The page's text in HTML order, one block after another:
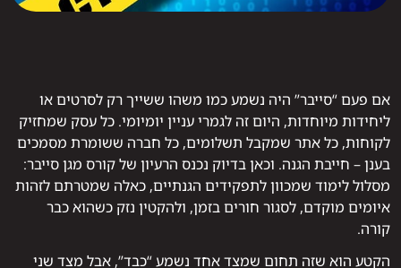
אם פעם “סייבר” היה נשמע כמו משהו ששייך רק לסרטים או
ליחידות מיוחדות, היום זה לגמרי עניין יומיומי. כל עסק שמחזיק
לקוחות, כל אתר שמקבל תשלומים, כל חברה ששומרת מסמכים
בענן – חייבת הגנה. וכאן בדיוק נכנס הרעיון של קורס מגן סייבר:
מסלול לימוד שמכוון לתפקידים הגנתיים, כאלה שמטרתם לזהות
איומים מוקדם, לסגור חורים בזמן, ולהקטין נזק כשהוא כבר
קורה.
הקטע הוא שזה תחום שמצד אחד נשמע “כבד”, אבל מצד שני